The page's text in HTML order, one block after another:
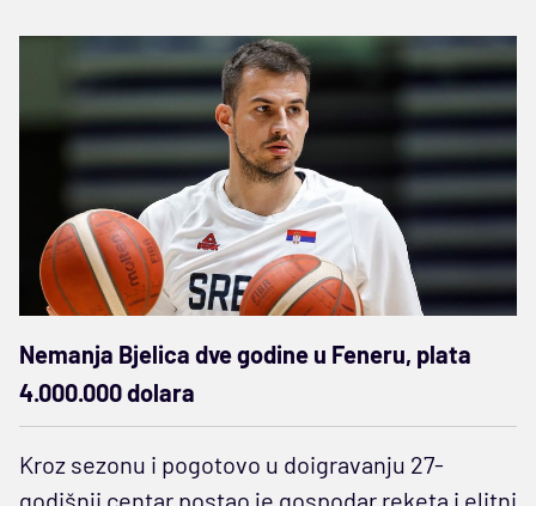
Nemanja Bjelica dve godine u Feneru, plata
4.000.000 dolara
Kroz sezonu i pogotovo u doigravanju 27-
godišnji centar postao je gospodar reketa i elitni